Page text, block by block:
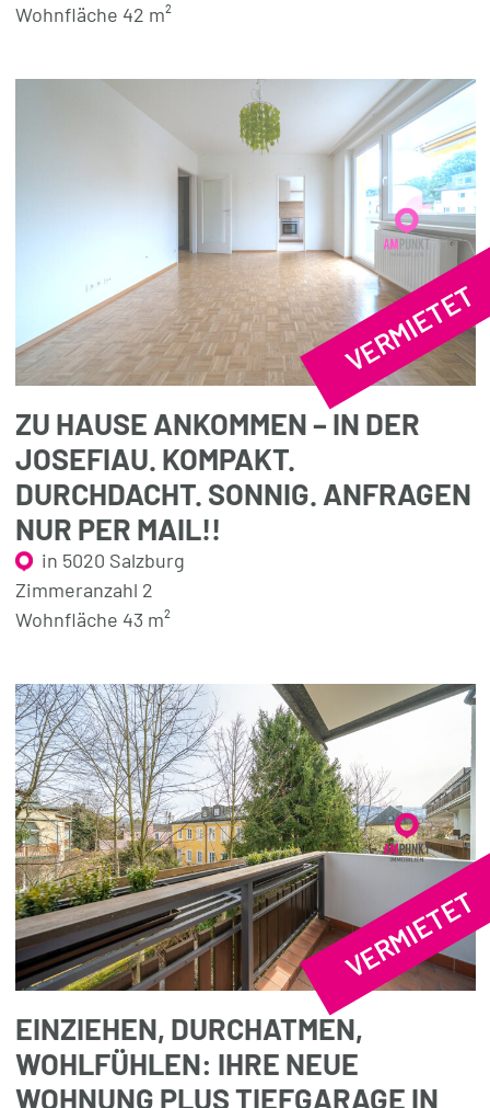
Wohnfläche 42 m²
VERMIETET
ZU HAUSE ANKOMMEN – IN DER
JOSEFIAU. KOMPAKT.
DURCHDACHT. SONNIG. ANFRAGEN
NUR PER MAIL!!
in 5020 Salzburg
Zimmeranzahl 2
Wohnfläche 43 m²
VERMIETET
EINZIEHEN, DURCHATMEN,
WOHLFÜHLEN: IHRE NEUE
WOHNUNG PLUS TIEFGARAGE IN